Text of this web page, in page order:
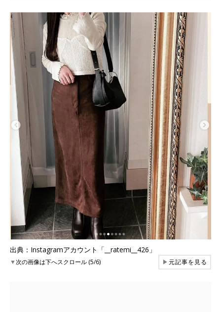
出典：Instagramアカウント「__ratemi__426」
▼次の画像は下へスクロール (5/6) ▶元記事を見る